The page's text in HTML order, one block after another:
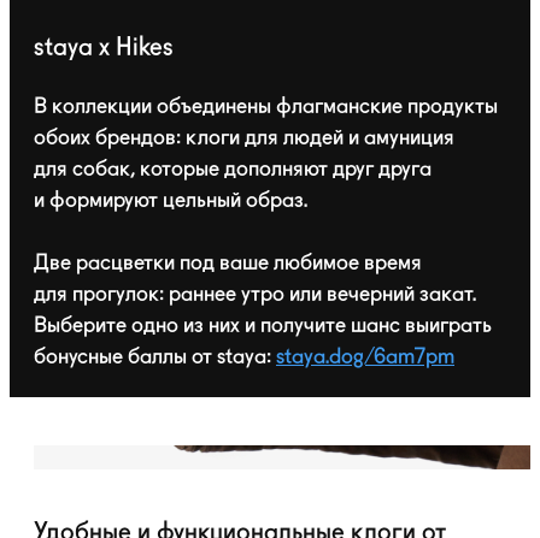
staya x Hikes
В коллекции объединены флагманские продукты
обоих брендов: клоги для людей и амуниция
для собак, которые дополняют друг друга
и формируют цельный образ.
Две расцветки под ваше любимое время
для прогулок: раннее утро или вечерний закат.
Выберите одно из них и получите шанс выиграть
бонусные баллы от staya: staya.dog/6am7pm